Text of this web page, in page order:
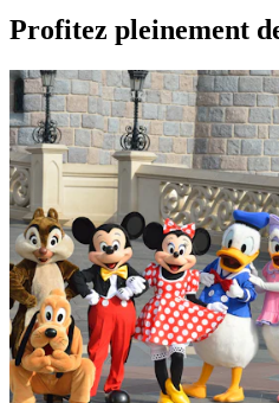
Profitez pleinement